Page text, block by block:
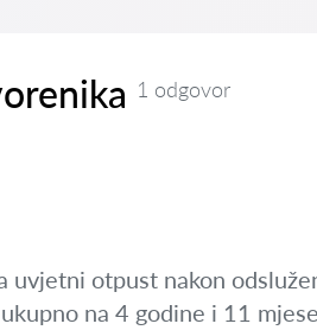
1 odgovor
uvjetni otpust nakon
na 4 godine i 11